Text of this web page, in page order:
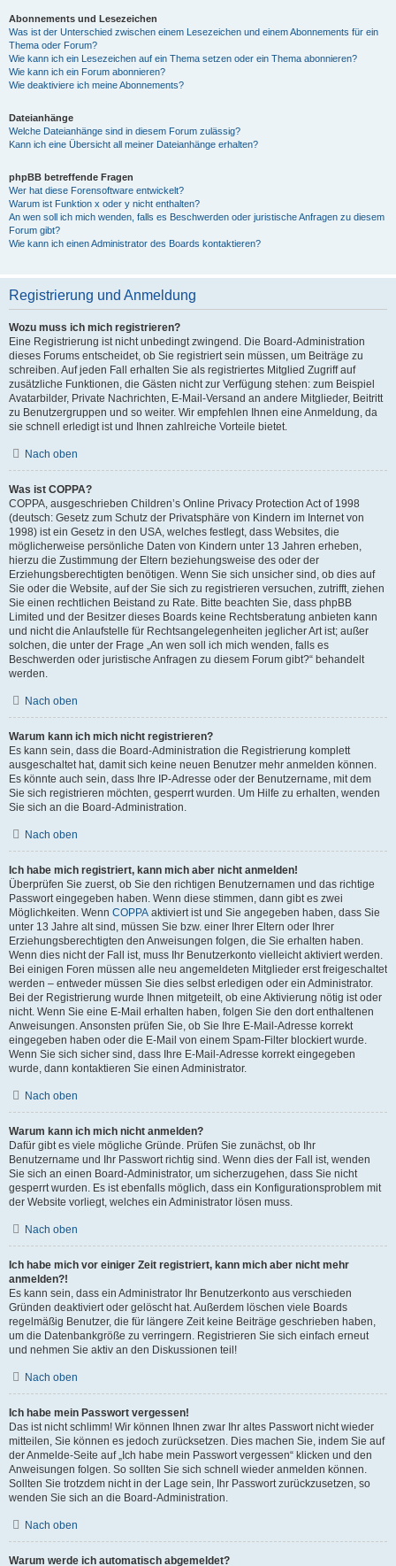
Abonnements und Lesezeichen
Was ist der Unterschied zwischen einem Lesezeichen und einem Abonnements für ein
Thema oder Forum?
Wie kann ich ein Lesezeichen auf ein Thema setzen oder ein Thema abonnieren?
Wie kann ich ein Forum abonnieren?
Wie deaktiviere ich meine Abonnements?
Dateianhänge
Welche Dateianhänge sind in diesem Forum zulässig?
Kann ich eine Übersicht all meiner Dateianhänge erhalten?
phpBB betreffende Fragen
Wer hat diese Forensoftware entwickelt?
Warum ist Funktion x oder y nicht enthalten?
An wen soll ich mich wenden, falls es Beschwerden oder juristische Anfragen zu diesem
Forum gibt?
Wie kann ich einen Administrator des Boards kontaktieren?
Registrierung und Anmeldung
Wozu muss ich mich registrieren?
Eine Registrierung ist nicht unbedingt zwingend. Die Board-Administration
dieses Forums entscheidet, ob Sie registriert sein müssen, um Beiträge zu
schreiben. Auf jeden Fall erhalten Sie als registriertes Mitglied Zugriff auf
zusätzliche Funktionen, die Gästen nicht zur Verfügung stehen: zum Beispiel
Avatarbilder, Private Nachrichten, E-Mail-Versand an andere Mitglieder, Beitritt
zu Benutzergruppen und so weiter. Wir empfehlen Ihnen eine Anmeldung, da
sie schnell erledigt ist und Ihnen zahlreiche Vorteile bietet.
Nach oben
Was ist COPPA?
COPPA, ausgeschrieben Children’s Online Privacy Protection Act of 1998
(deutsch: Gesetz zum Schutz der Privatsphäre von Kindern im Internet von
1998) ist ein Gesetz in den USA, welches festlegt, dass Websites, die
möglicherweise persönliche Daten von Kindern unter 13 Jahren erheben,
hierzu die Zustimmung der Eltern beziehungsweise des oder der
Erziehungsberechtigten benötigen. Wenn Sie sich unsicher sind, ob dies auf
Sie oder die Website, auf der Sie sich zu registrieren versuchen, zutrifft, ziehen
Sie einen rechtlichen Beistand zu Rate. Bitte beachten Sie, dass phpBB
Limited und der Besitzer dieses Boards keine Rechtsberatung anbieten kann
und nicht die Anlaufstelle für Rechtsangelegenheiten jeglicher Art ist; außer
solchen, die unter der Frage „An wen soll ich mich wenden, falls es
Beschwerden oder juristische Anfragen zu diesem Forum gibt?“ behandelt
werden.
Nach oben
Warum kann ich mich nicht registrieren?
Es kann sein, dass die Board-Administration die Registrierung komplett
ausgeschaltet hat, damit sich keine neuen Benutzer mehr anmelden können.
Es könnte auch sein, dass Ihre IP-Adresse oder der Benutzername, mit dem
Sie sich registrieren möchten, gesperrt wurden. Um Hilfe zu erhalten, wenden
Sie sich an die Board-Administration.
Nach oben
Ich habe mich registriert, kann mich aber nicht anmelden!
Überprüfen Sie zuerst, ob Sie den richtigen Benutzernamen und das richtige
Passwort eingegeben haben. Wenn diese stimmen, dann gibt es zwei
Möglichkeiten. Wenn COPPA aktiviert ist und Sie angegeben haben, dass Sie
unter 13 Jahre alt sind, müssen Sie bzw. einer Ihrer Eltern oder Ihrer
Erziehungsberechtigten den Anweisungen folgen, die Sie erhalten haben.
Wenn dies nicht der Fall ist, muss Ihr Benutzerkonto vielleicht aktiviert werden.
Bei einigen Foren müssen alle neu angemeldeten Mitglieder erst freigeschaltet
werden – entweder müssen Sie dies selbst erledigen oder ein Administrator.
Bei der Registrierung wurde Ihnen mitgeteilt, ob eine Aktivierung nötig ist oder
nicht. Wenn Sie eine E-Mail erhalten haben, folgen Sie den dort enthaltenen
Anweisungen. Ansonsten prüfen Sie, ob Sie Ihre E-Mail-Adresse korrekt
eingegeben haben oder die E-Mail von einem Spam-Filter blockiert wurde.
Wenn Sie sich sicher sind, dass Ihre E-Mail-Adresse korrekt eingegeben
wurde, dann kontaktieren Sie einen Administrator.
Nach oben
Warum kann ich mich nicht anmelden?
Dafür gibt es viele mögliche Gründe. Prüfen Sie zunächst, ob Ihr
Benutzername und Ihr Passwort richtig sind. Wenn dies der Fall ist, wenden
Sie sich an einen Board-Administrator, um sicherzugehen, dass Sie nicht
gesperrt wurden. Es ist ebenfalls möglich, dass ein Konfigurationsproblem mit
der Website vorliegt, welches ein Administrator lösen muss.
Nach oben
Ich habe mich vor einiger Zeit registriert, kann mich aber nicht mehr
anmelden?!
Es kann sein, dass ein Administrator Ihr Benutzerkonto aus verschieden
Gründen deaktiviert oder gelöscht hat. Außerdem löschen viele Boards
regelmäßig Benutzer, die für längere Zeit keine Beiträge geschrieben haben,
um die Datenbankgröße zu verringern. Registrieren Sie sich einfach erneut
und nehmen Sie aktiv an den Diskussionen teil!
Nach oben
Ich habe mein Passwort vergessen!
Das ist nicht schlimm! Wir können Ihnen zwar Ihr altes Passwort nicht wieder
mitteilen, Sie können es jedoch zurücksetzen. Dies machen Sie, indem Sie auf
der Anmelde-Seite auf „Ich habe mein Passwort vergessen“ klicken und den
Anweisungen folgen. So sollten Sie sich schnell wieder anmelden können.
Sollten Sie trotzdem nicht in der Lage sein, Ihr Passwort zurückzusetzen, so
wenden Sie sich an die Board-Administration.
Nach oben
Warum werde ich automatisch abgemeldet?